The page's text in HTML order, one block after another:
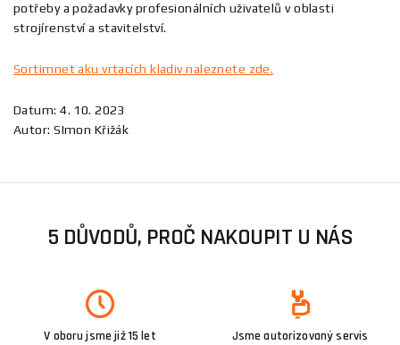
potřeby a požadavky profesionálních uživatelů v oblasti
strojírenství a stavitelství.
Sortimnet aku vrtacích kladiv naleznete zde.
Datum: 4. 10. 2023
Autor: SImon Křižák
5 DŮVODŮ, PROČ NAKOUPIT U NÁS
V oboru jsme již 15 let
Jsme autorizovaný servis